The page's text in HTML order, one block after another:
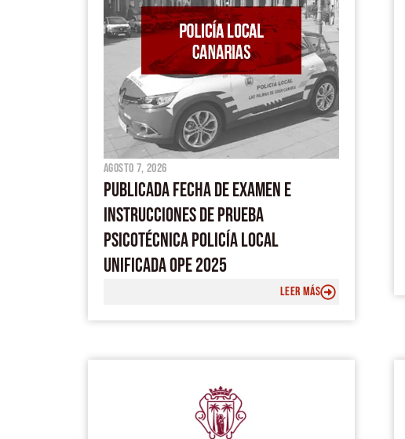
agosto 7, 2026
PUBLICADA FECHA DE EXAMEN E
INSTRUCCIONES DE PRUEBA
PSICOTÉCNICA POLICÍA LOCAL
UNIFICADA OPE 2025
LEER MÁS